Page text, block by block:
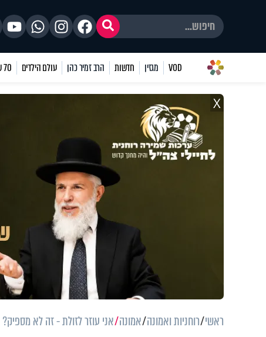
VOD מגזין חדשות הרב זמיר כהן עולם הילדים 70 שאלות
X
ראשי רוחניות ואמונה אמונה אני עוזר לזולת - זה לא מספיק?